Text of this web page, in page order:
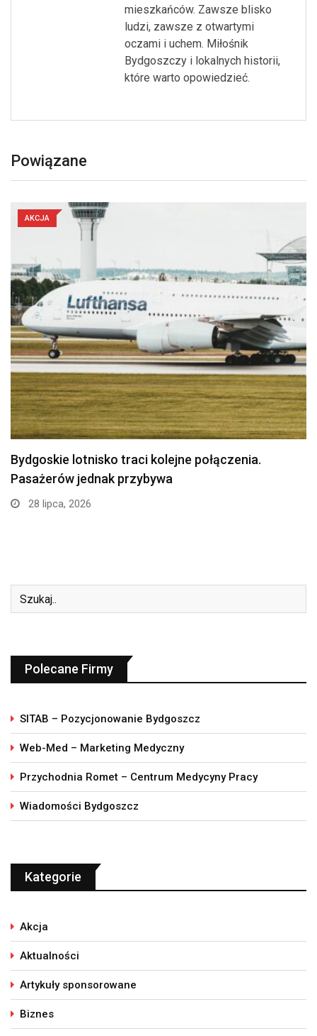
mieszkańców. Zawsze blisko
ludzi, zawsze z otwartymi
oczami i uchem. Miłośnik
Bydgoszczy i lokalnych historii,
które warto opowiedzieć.
Powiązane
AKCJA
Politechnika Bydgoska przejęła stajnię w
Myślęcinku. Studenci weterynarii…
24 lipca, 2026
Polecane Firmy
SITAB – Pozycjonowanie Bydgoszcz
Web-Med – Marketing Medyczny
Przychodnia Romet – Centrum Medycyny Pracy
Wiadomości Bydgoszcz
Kategorie
Akcja
Aktualności
Artykuły sponsorowane
Biznes